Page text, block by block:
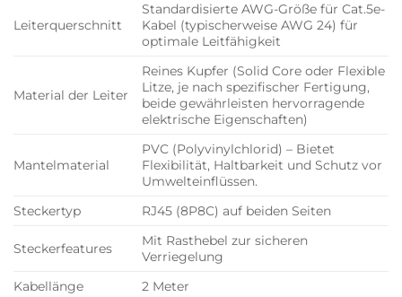
Leiterquerschnitt
Standardisierte AWG-Größe für Cat.5e-
Kabel (typischerweise AWG 24) für
optimale Leitfähigkeit
Material der Leiter
Reines Kupfer (Solid Core oder Flexible
Litze, je nach spezifischer Fertigung,
beide gewährleisten hervorragende
elektrische Eigenschaften)
Mantelmaterial
PVC (Polyvinylchlorid) – Bietet
Flexibilität, Haltbarkeit und Schutz vor
Umwelteinflüssen.
Steckertyp
RJ45 (8P8C) auf beiden Seiten
Steckerfeatures
Mit Rasthebel zur sicheren
Verriegelung
Kabellänge
2 Meter